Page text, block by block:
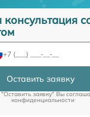
консультация
Оставить заявку
заявку" Вы
конфиденциальности